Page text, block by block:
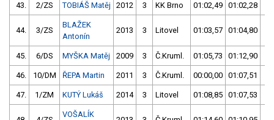
43. 2/ZS TOBIÁŠ Matěj 2012 3 KK Brno 01:02,49 01:02,28
44. 3/ZS
BLAŽEK
Antonín
2013 3 Litovel 01:03,57 01:04,80
45. 6/DS MYŠKA Matěj 2009 3 Č.Kruml. 01:05,73 01:12,90
46. 10/DM ŘEPA Martin 2011 3 Č.Kruml. 00:00,00 01:07,51
47. 1/ZM KUTÝ Lukáš 2014 3 Litovel 01:08,85 01:07,53
VOŠALÍK